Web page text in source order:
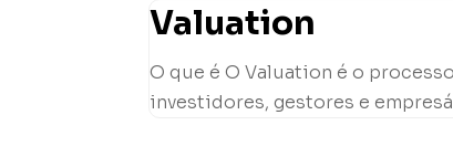
Valuation
O que é O Valuation é o
investidores, gestores e